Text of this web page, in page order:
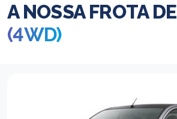
A NOSSA FROTA DE
(4WD)